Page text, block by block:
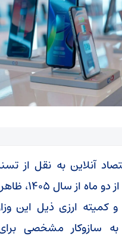
آنلاین به نقل از
گذشت بیش از دو ماه
ارزی ذیل این
به سازوکار مشخصی